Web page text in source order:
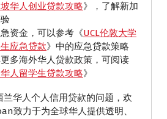
华人创业贷款攻略》，了解新加
资金，可以参考《UCL伦敦大学
应急贷款》中的应急贷款策略
多海外华人贷款政策，可阅读
人留学生贷款攻略》
华人个人信用贷款的问题，欢
致力于为全球华人提供透明、